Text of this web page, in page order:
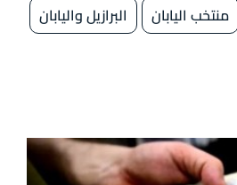
منتخب اليابان البرازيل واليابان